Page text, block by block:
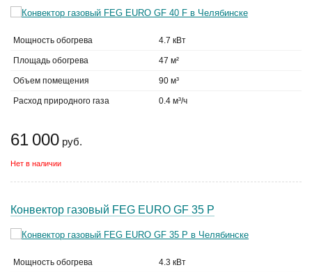
Мощность обогрева 4.7 кВт
Площадь обогрева 47 м²
Объем помещения 90 м³
Расход природного газа 0.4 м³/ч
61 000 руб.
Нет в наличии
Конвектор газовый FEG EURO GF 35 P
Мощность обогрева 4.3 кВт